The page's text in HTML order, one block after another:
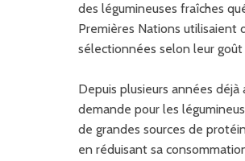
des légumineuses fraîches
Premières Nations utilisaient
sélectionnées selon leur
Depuis plusieurs années
demande pour les
de grandes sources de
en réduisant sa